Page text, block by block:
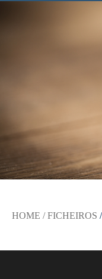
HOME / FICHEIROS